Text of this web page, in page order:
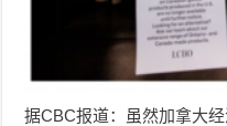
据CBC报道：虽然加拿大